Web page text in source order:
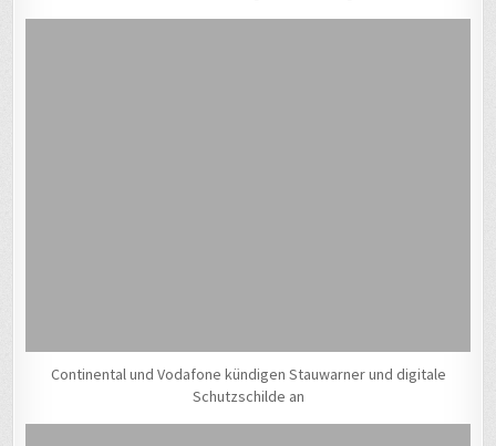
Continental und Vodafone kündigen Stauwarner und digitale
Schutzschilde an